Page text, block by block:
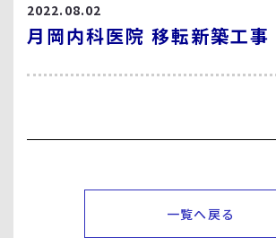
2022.08.02
月岡内科医院 移転新築工事
一覧へ戻る